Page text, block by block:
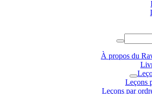
À propos du
Leçons